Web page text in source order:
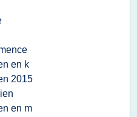
en k
2015
en m